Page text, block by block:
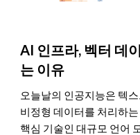
AI 인프라, 벡터 데
는 이유
오늘날의 인공지능은 텍
비정형 데이터를 처리하
핵심 기술인 대규모 언어